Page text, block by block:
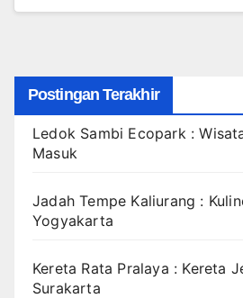
Postingan Terakhir
Ledok Sambi Ecopark :
Masuk
Jadah Tempe Kaliurang :
Yogyakarta
Kereta Rata Pralaya : Kereta
Surakarta